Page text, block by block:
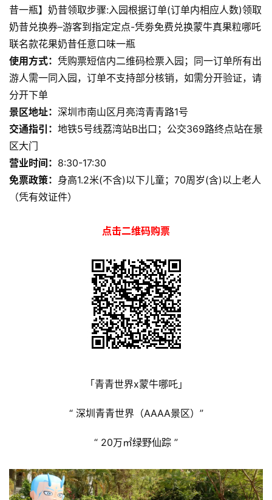
昔一瓶】奶昔领取步骤:入园根据订单(订单内相应人数)领取
奶昔兑换券–游客到指定定点-凭劵免费兑换蒙牛真果粒哪吒
联名款花果奶昔任意口味一瓶
使用方式： 凭购票短信内二维码检票入园；同一订单所有出
游人需一同入园，订单不支持部分核销，如需分开验证，请
分开下单
景区地址： 深圳市南山区月亮湾青青路1号
交通指引： 地铁5号线荔湾站B出口；公交369路终点站在景
区大门
营业时间： 8:30-17:30
免票政策： 身高1.2米(不含)以下儿童；70周岁(含)以上老人
（凭有效证件）
点击二维码购票
「青青世界x蒙牛哪吒」
“ 深圳青青世界（AAAA景区）”
“ 20万㎡绿野仙踪 ”